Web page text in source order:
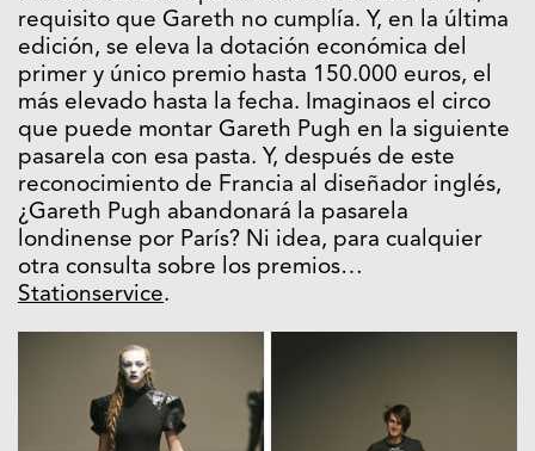
requisito que Gareth no cumplía. Y, en la última
edición, se eleva la dotación económica del
primer y único premio hasta 150.000 euros, el
más elevado hasta la fecha. Imaginaos el circo
que puede montar Gareth Pugh en la siguiente
pasarela con esa pasta. Y, después de este
reconocimiento de Francia al diseñador inglés,
¿Gareth Pugh abandonará la pasarela
londinense por París? Ni idea, para cualquier
otra consulta sobre los premios…
Stationservice.